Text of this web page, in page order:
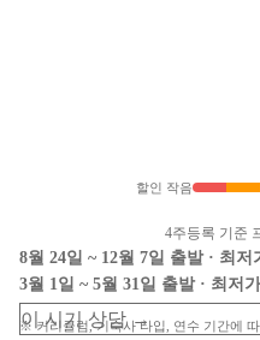
할인 작음
4주등록 기준
8월 24일 ~ 12월 7일 출발 · 최저
3월 1일 ~ 5월 31일 출발 · 최저
이 시기 상담 →
※ 커리큘럼, 기숙사 타입, 연수 기간에